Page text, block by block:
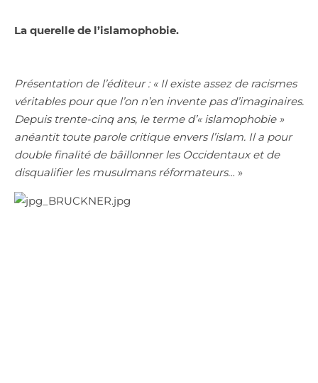
La querelle de l’islamophobie.
Présentation de l’éditeur : « Il existe assez de racismes
véritables pour que l’on n’en invente pas d’imaginaires.
Depuis trente-cinq ans, le terme d’« islamophobie »
anéantit toute parole critique envers l’islam. Il a pour
double finalité de bâillonner les Occidentaux et de
disqualifier les musulmans réformateurs… »